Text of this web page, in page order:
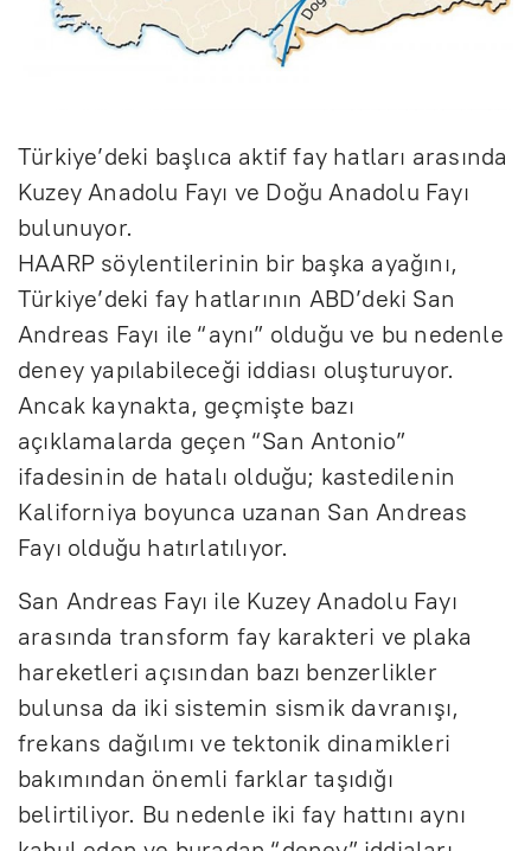
Türkiye’deki başlıca aktif fay hatları arasında
Kuzey Anadolu Fayı ve Doğu Anadolu Fayı
bulunuyor.
HAARP söylentilerinin bir başka ayağını,
Türkiye’deki fay hatlarının ABD’deki San
Andreas Fayı ile “aynı” olduğu ve bu nedenle
deney yapılabileceği iddiası oluşturuyor.
Ancak kaynakta, geçmişte bazı
açıklamalarda geçen “San Antonio”
ifadesinin de hatalı olduğu; kastedilenin
Kaliforniya boyunca uzanan San Andreas
Fayı olduğu hatırlatılıyor.
San Andreas Fayı ile Kuzey Anadolu Fayı
arasında transform fay karakteri ve plaka
hareketleri açısından bazı benzerlikler
bulunsa da iki sistemin sismik davranışı,
frekans dağılımı ve tektonik dinamikleri
bakımından önemli farklar taşıdığı
belirtiliyor. Bu nedenle iki fay hattını aynı